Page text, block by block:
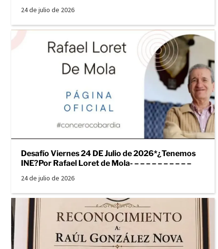
24 de julio de 2026
Desafío Viernes 24 DE Julio de 2026*¿Tenemos
INE?Por Rafael Loret de Mola- – – – – – – – – – –
24 de julio de 2026